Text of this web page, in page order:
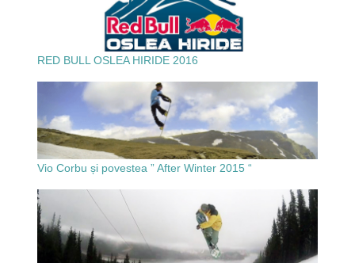
RED BULL OSLEA HIRIDE 2016
Vio Corbu și povestea ” After Winter 2015 “